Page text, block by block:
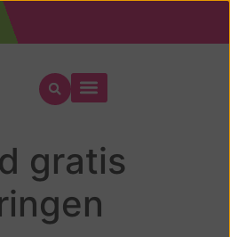
of vier –
gratis